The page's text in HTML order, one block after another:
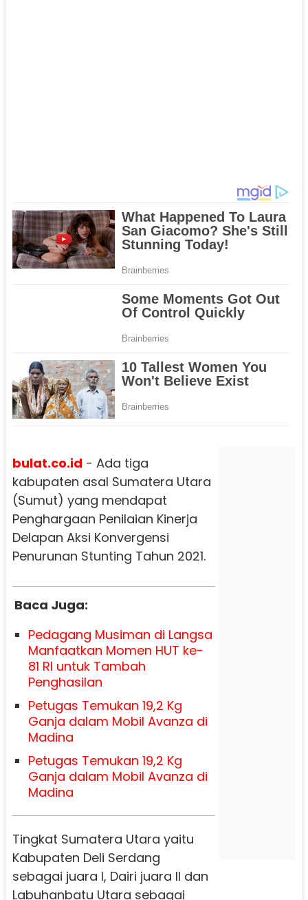
bulat.co.id - Ada tiga
kabupaten asal Sumatera Utara
(Sumut) yang mendapat
Penghargaan Penilaian Kinerja
Delapan Aksi Konvergensi
Penurunan Stunting Tahun 2021.
Baca Juga:
Pedagang Musiman di Langsa
Manfaatkan Momen HUT ke-
81 RI untuk Tambah
Penghasilan
Petugas Temukan 19,2 Kg
Ganja dalam Mobil Avanza di
Madina
Petugas Temukan 19,2 Kg
Ganja dalam Mobil Avanza di
Madina
Tingkat Sumatera Utara yaitu
Kabupaten Deli Serdang
sebagai juara I, Dairi juara II dan
Labuhanbatu Utara sebagai